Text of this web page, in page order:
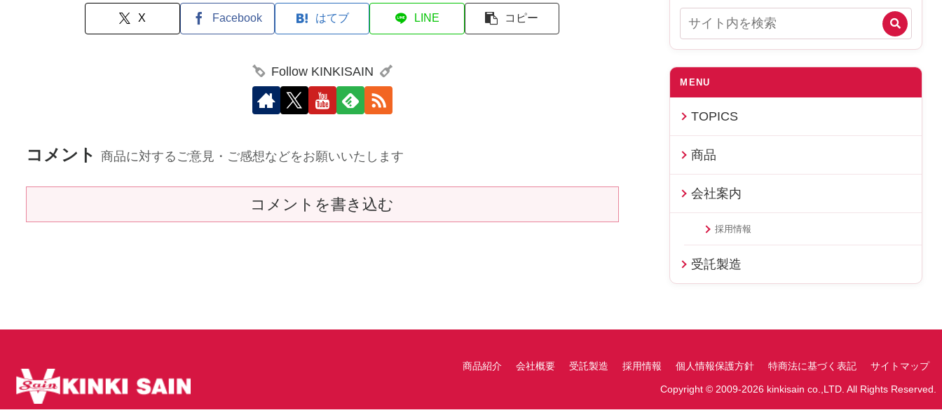
X Facebook はてブ LINE コピー
Follow KINKISAIN
コメント 商品に対するご意見・ご感想などをお願いいたします
コメントを書き込む
TOPICS
商品
会社案内
採用情報
受託製造
商品紹介 会社概要 受託製造 採用情報 個人情報保護方針 特商法に基づく表記 サイトマップ
Copyright © 2009-2026 kinkisain co.,LTD. All Rights Reserved.